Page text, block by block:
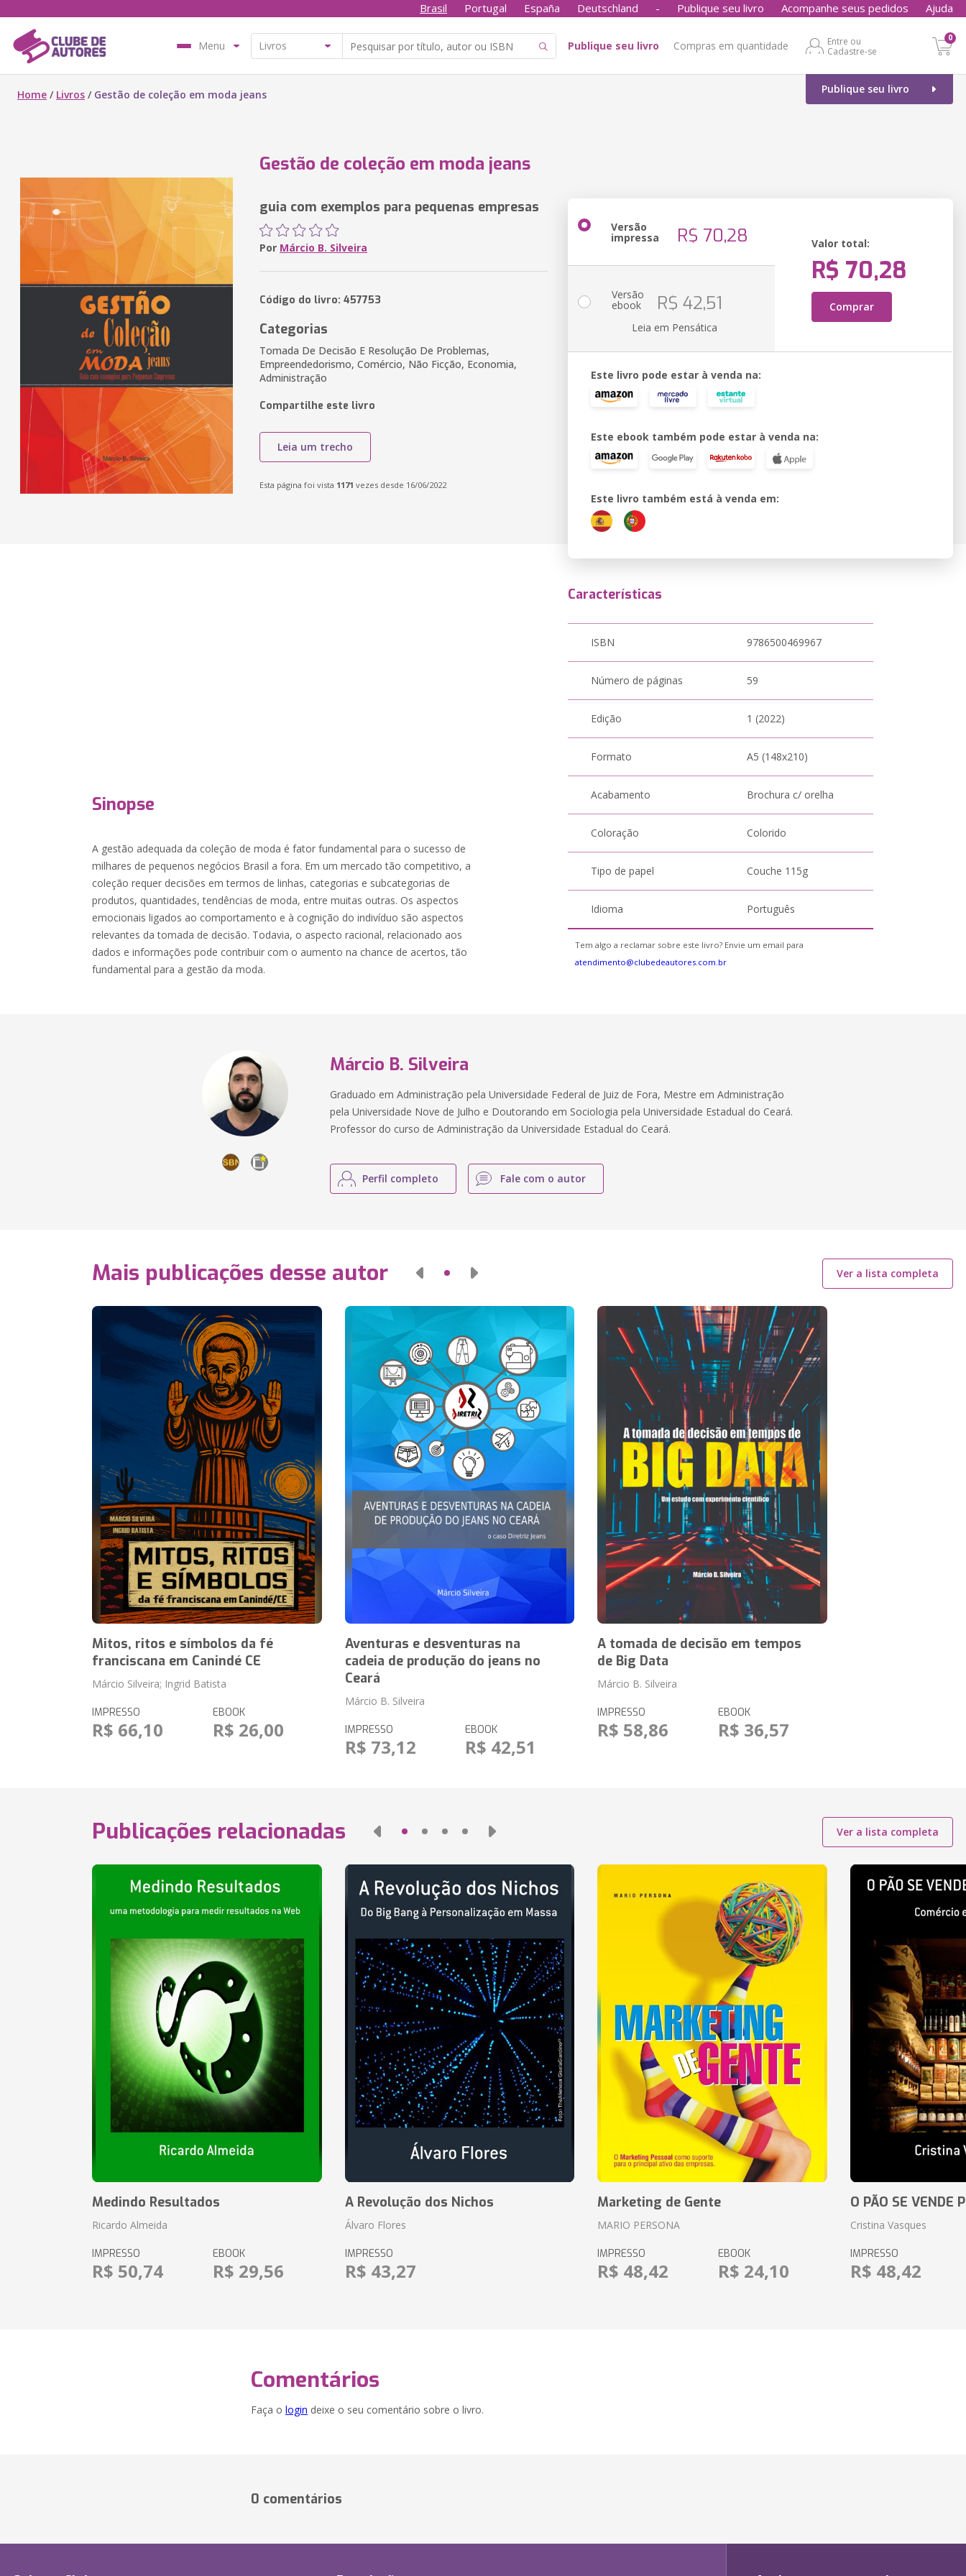
Brasil Portugal España Deutschland - Publique seu livro Acompanhe seus pedidos Ajuda
Menu Publique seu livro Compras em quantidade
Entre ou
Cadastre-se
0
Publique seu livro
Home / Livros / Gestão de coleção em moda jeans
Gestão de coleção em moda jeans
guia com exemplos para pequenas empresas
Por Márcio B. Silveira
Código do livro: 457753
Categorias
Tomada De Decisão E Resolução De Problemas,
Empreendedorismo, Comércio, Não Ficção, Economia,
Administração
Compartilhe este livro
Leia um trecho
Esta página foi vista 1171 vezes desde 16/06/2022
Versão
impressa R$ 70,28 Valor total:
R$ 70,28
Comprar
Versão
ebook R$ 42,51
Leia em Pensática
Este livro pode estar à venda na:
Este ebook também pode estar à venda na:
Este livro também está à venda em:
Sinopse
A gestão adequada da coleção de moda é fator fundamental para o sucesso de
milhares de pequenos negócios Brasil a fora. Em um mercado tão competitivo, a
coleção requer decisões em termos de linhas, categorias e subcategorias de
produtos, quantidades, tendências de moda, entre muitas outras. Os aspectos
emocionais ligados ao comportamento e à cognição do indivíduo são aspectos
relevantes da tomada de decisão. Todavia, o aspecto racional, relacionado aos
dados e informações pode contribuir com o aumento na chance de acertos, tão
fundamental para a gestão da moda.
Características
ISBN 9786500469967
Número de páginas 59
Edição 1 (2022)
Formato A5 (148x210)
Acabamento Brochura c/ orelha
Coloração Colorido
Tipo de papel Couche 115g
Idioma Português
Tem algo a reclamar sobre este livro? Envie um email para
atendimento@clubedeautores.com.br
Márcio B. Silveira
Graduado em Administração pela Universidade Federal de Juiz de Fora, Mestre em Administração
pela Universidade Nove de Julho e Doutorando em Sociologia pela Universidade Estadual do Ceará.
Professor do curso de Administração da Universidade Estadual do Ceará.
Perfil completo Fale com o autor
Mais publicações desse autor Ver a lista completa
Mitos, ritos e símbolos da fé
franciscana em Canindé CE
Márcio Silveira; Ingrid Batista
IMPRESSO
R$ 66,10
EBOOK
R$ 26,00
Aventuras e desventuras na
cadeia de produção do jeans no
Ceará
Márcio B. Silveira
IMPRESSO
R$ 73,12
EBOOK
R$ 42,51
A tomada de decisão em tempos
de Big Data
Márcio B. Silveira
IMPRESSO
R$ 58,86
EBOOK
R$ 36,57
Publicações relacionadas Ver a lista completa
Medindo Resultados
Ricardo Almeida
IMPRESSO
R$ 50,74
EBOOK
R$ 29,56
A Revolução dos Nichos
Álvaro Flores
IMPRESSO
R$ 43,27
Marketing de Gente
MARIO PERSONA
IMPRESSO
R$ 48,42
EBOOK
R$ 24,10
O PÃO SE VENDE
Cristina Vasques
IMPRESSO
R$ 48,42
Comentários
Faça o login deixe o seu comentário sobre o livro.
0 comentários